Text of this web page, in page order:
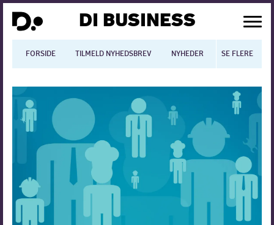
DI BUSINESS
FORSIDE TILMELD NYHEDSBREV NYHEDER BLOGS
SE FLERE
Dansk økonomi
Digitalisering
International økonomi
Arbejdsmiljø
Arbejdsmarkedet